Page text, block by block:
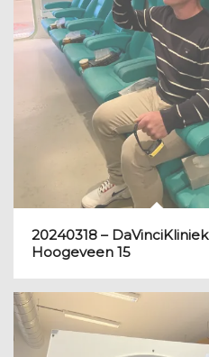
20240318 – DaVinciKliniek
Hoogeveen 15